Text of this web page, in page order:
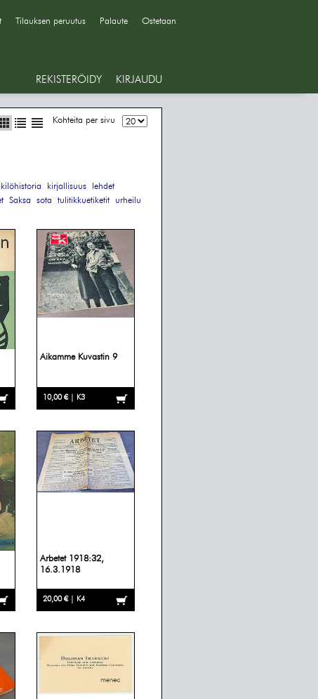
Tilauksen peruutus Palaute Ostetaan
REKISTERÖIDY KIRJAUDU
Kohteita per sivu
kirjallisuus
lehdet
Saksa sota tulitikkuetiketit
urheilu
Aikamme Kuvastin 9
10,00 € | K3
Arbetet 1918:32,
16.3.1918
20,00 € | K4